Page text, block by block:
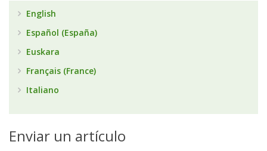
English
Español (España)
Euskara
Français (France)
Italiano
Enviar un artículo